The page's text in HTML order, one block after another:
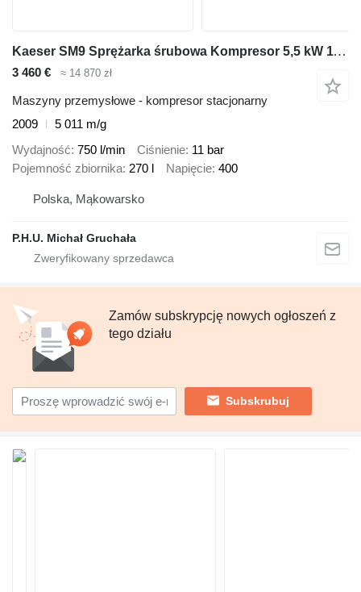
Kaeser SM9 Sprężarka śrubowa Kompresor 5,5 kW 11Bar
3 460 € ≈ 14 870 zł
Maszyny przemysłowe - kompresor stacjonarny
2009
5 011 m/g
Wydajność 750 l/min Ciśnienie 11 bar
Pojemność zbiornika 270 l Napięcie 400
Polska, Mąkowarsko
P.H.U. Michał Gruchała
Zamów subskrypcję nowych ogłoszeń z
tego działu
Subskrubuj